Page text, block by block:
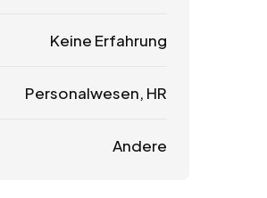
Keine Erfahrung
Personalwesen, HR
Andere